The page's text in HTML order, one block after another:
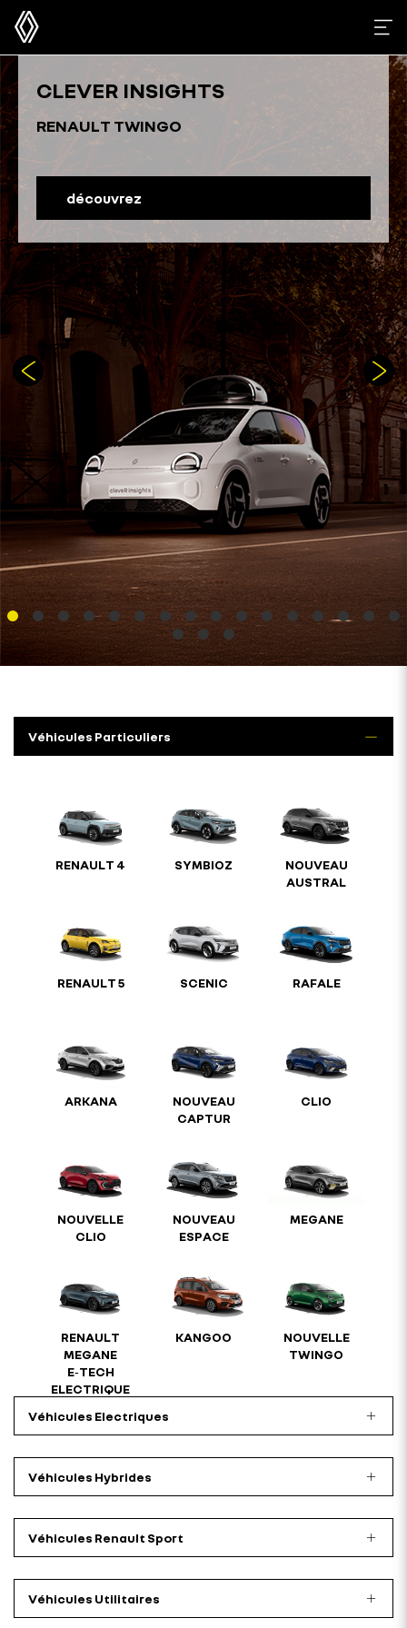
CLEVER INSIGHTS
RENAULT TWINGO
découvrez
Véhicules Particuliers
RENAULT 4 SYMBIOZ
NOUVEAU
AUSTRAL
RENAULT 5 SCENIC RAFALE
ARKANA
NOUVEAU
CAPTUR
CLIO
NOUVELLE
CLIO
NOUVEAU
ESPACE
MEGANE
RENAULT
MEGANE
E‑TECH
ELECTRIQUE
KANGOO
NOUVELLE
TWINGO
Véhicules Electriques
Véhicules Hybrides
Véhicules Renault Sport
Véhicules Utilitaires